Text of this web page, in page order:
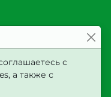
с
а также с